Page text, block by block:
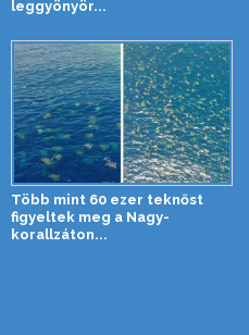
leggyönyör...
Több mint 60 ezer teknőst
figyeltek meg a Nagy-
korallzáton...